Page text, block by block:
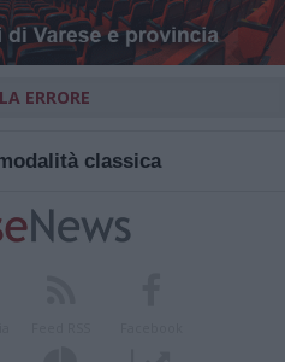
ERRORE
classica